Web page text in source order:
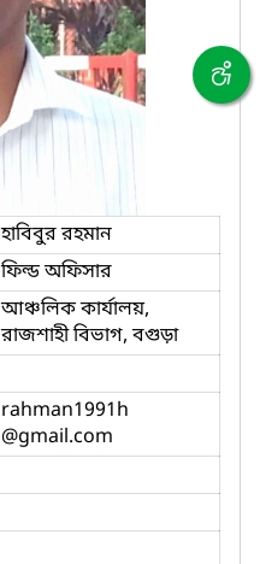
হাবিবুর রহমান
ফিল্ড অফিসার
আঞ্চলিক কার্যালয়,
রাজশাহী বিভাগ, বগুড়া
rahman1991h
@gmail.com